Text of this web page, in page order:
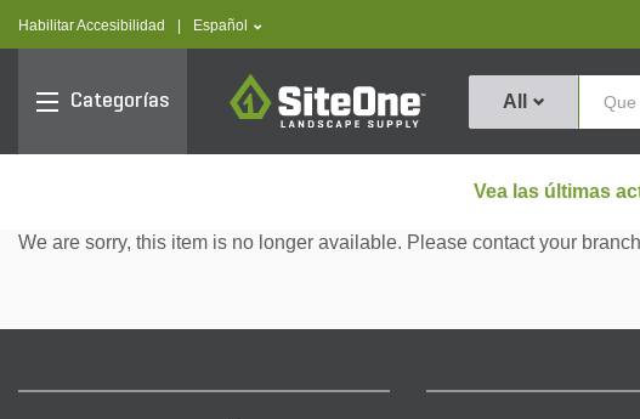
Habilitar Accesibilidad text.language
Español
Categorías
SiteOne
All
Vea las últimas
We are sorry, this item is no longer available. Please contact your